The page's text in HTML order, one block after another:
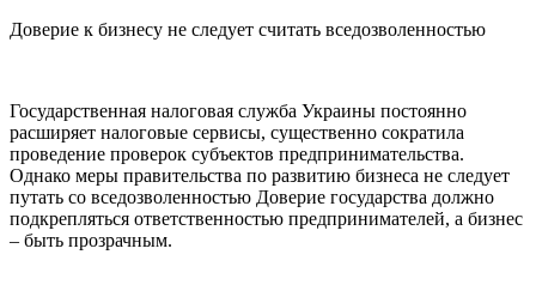
Доверие к бизнесу не следует считать вседозволенностью
Государственная налоговая служба Украины постоянно
расширяет налоговые сервисы, существенно сократила
проведение проверок субъектов предпринимательства.
Однако меры правительства по развитию бизнеса не следует
путать со вседозволенностью Доверие государства должно
подкрепляться ответственностью предпринимателей, а бизнес
– быть прозрачным.